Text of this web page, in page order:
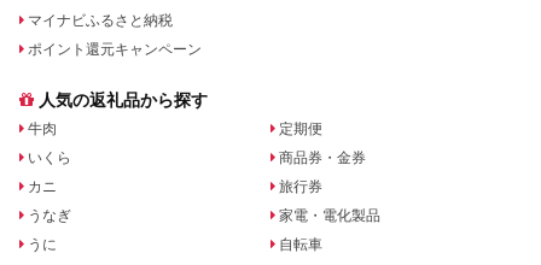
マイナビふるさと納税
ポイント還元キャンペーン
人気の返礼品から探す
牛肉
いくら
カニ
うなぎ
うに
定期便
商品券・金券
旅行券
家電・電化製品
自転車